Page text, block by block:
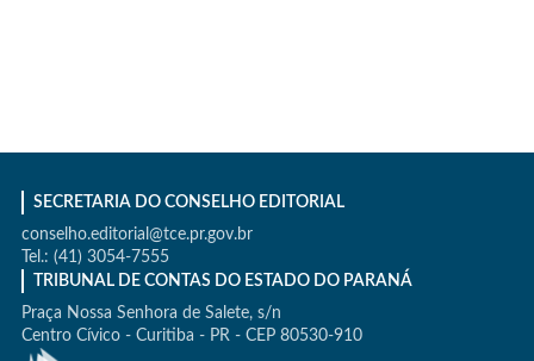
SECRETARIA DO CONSELHO EDITORIAL
conselho.editorial@tce.pr.gov.br
Tel.: (41) 3054-7555
TRIBUNAL DE CONTAS DO ESTADO DO PARANÁ
Praça Nossa Senhora de Salete, s/n
Centro Cívico - Curitiba - PR - CEP 80530-910